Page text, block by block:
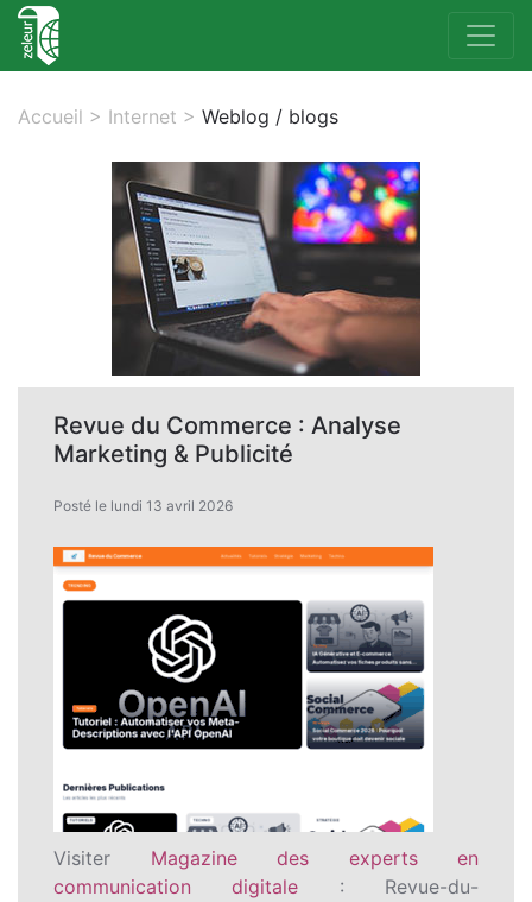
Accueil > Internet > Weblog / blogs
Revue du Commerce : Analyse
Marketing & Publicité
Posté le lundi 13 avril 2026
Visiter Magazine des experts en
communication digitale : Revue-du-